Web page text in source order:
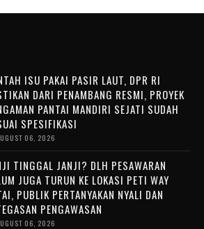
ISU PAKAI PASIR LAUT, DPR RI
DARI PENAMBANG RESMI, PROYEK
PANTAI MANDIRI SEJATI SUDAH
SPESIFIKASI
06, 2026
TINGGAL JANJI? DLH PESAWARAN
JUGA TURUN KE LOKASI PETI WAY
PUBLIK PERTANYAKAN NYALI DAN
PENGAWASAN
06, 2026